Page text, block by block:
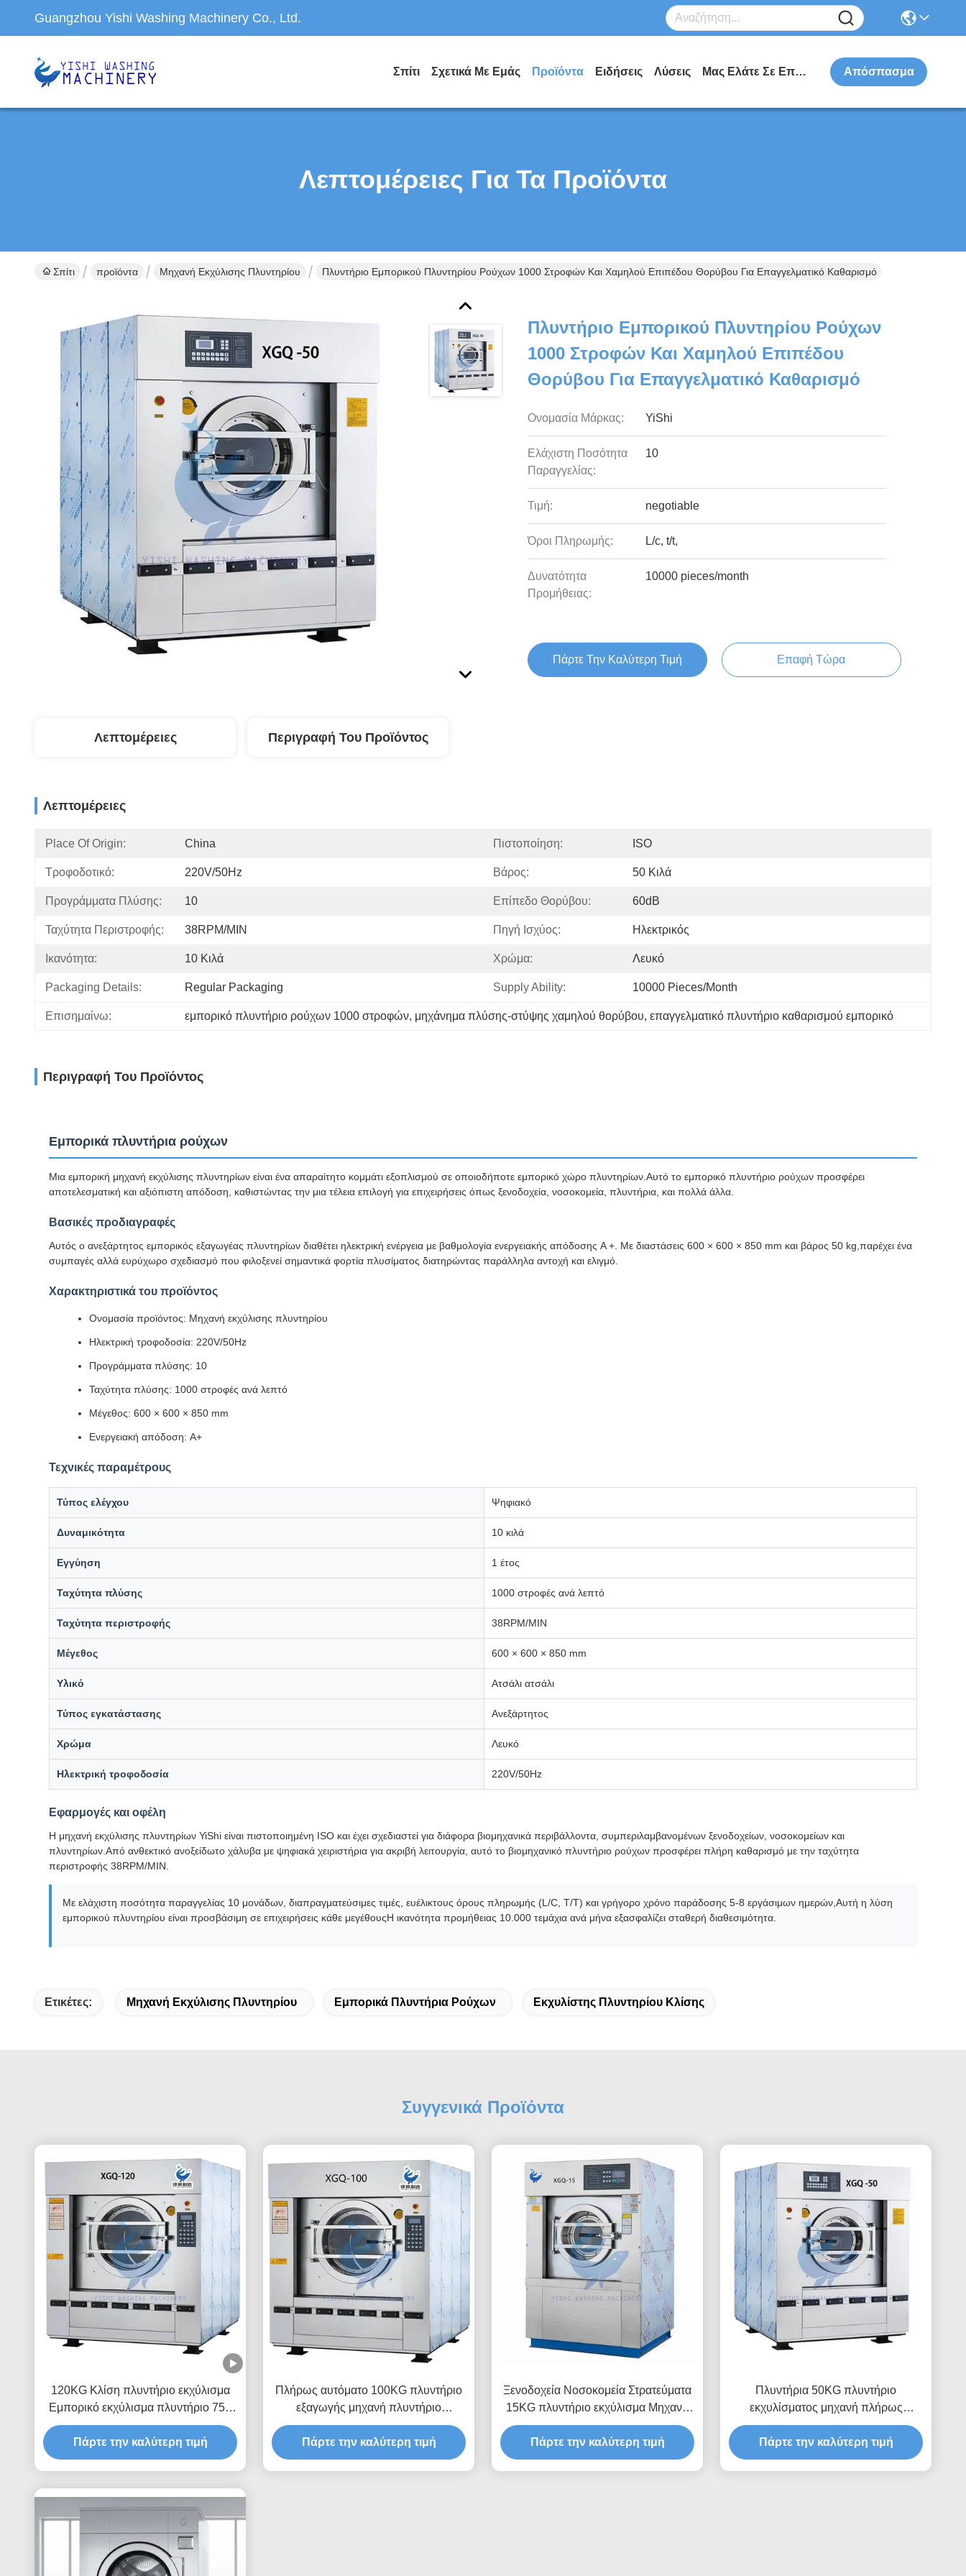
Guangzhou Yishi Washing Machinery Co., Ltd.
Σπίτι Σχετικά Με Εμάς Προϊόντα Ειδήσεις Λύσεις Μας Ελάτε Σε Επαφή Με Απόσπασμα
Λεπτομέρειες Για Τα Προϊόντα
Σπίτι προϊόντα Μηχανή Εκχύλισης Πλυντηρίου Πλυντήριο Εμπορικού Πλυντηρίου Ρούχων 1000 Στροφών Και Χαμηλού Επιπέδου Θορύβου Για Επαγγελματικό Καθαρισμό
Πλυντήριο Εμπορικού Πλυντηρίου Ρούχων
1000 Στροφών Και Χαμηλού Επιπέδου
Θορύβου Για Επαγγελματικό Καθαρισμό
Ονομασία Μάρκας: YiShi
Ελάχιστη Ποσότητα
Παραγγελίας:
10
Τιμή: negotiable
Όροι Πληρωμής: L/c, t/t,
Δυνατότητα
Προμήθειας:
10000 pieces/month
Πάρτε Την Καλύτερη Τιμή Επαφή Τώρα
Λεπτομέρειες Περιγραφή Του Προϊόντος
Λεπτομέρειες
Place Of Origin: China Πιστοποίηση: ISO
Τροφοδοτικό: 220V/50Hz Βάρος: 50 Κιλά
Προγράμματα Πλύσης: 10 Επίπεδο Θορύβου: 60dB
Ταχύτητα Περιστροφής: 38RPM/MIN Πηγή Ισχύος: Ηλεκτρικός
Ικανότητα: 10 Κιλά Χρώμα: Λευκό
Packaging Details: Regular Packaging Supply Ability: 10000 Pieces/month
Επισημαίνω: εμπορικό πλυντήριο ρούχων 1000 στροφών, μηχάνημα πλύσης-στύψης χαμηλού θορύβου, επαγγελματικό πλυντήριο καθαρισμού εμπορικό
Περιγραφή Του Προϊόντος
Εμπορικά πλυντήρια ρούχων
Μια εμπορική μηχανή εκχύλισης πλυντηρίων είναι ένα απαραίτητο κομμάτι εξοπλισμού σε οποιοδήποτε εμπορικό χώρο πλυντηρίων.Αυτό το εμπορικό πλυντήριο ρούχων προσφέρει
αποτελεσματική και αξιόπιστη απόδοση, καθιστώντας την μια τέλεια επιλογή για επιχειρήσεις όπως ξενοδοχεία, νοσοκομεία, πλυντήρια, και πολλά άλλα.
Βασικές προδιαγραφές
Αυτός ο ανεξάρτητος εμπορικός εξαγωγέας πλυντηρίων διαθέτει ηλεκτρική ενέργεια με βαθμολογία ενεργειακής απόδοσης A +. Με διαστάσεις 600 × 600 × 850 mm και βάρος 50 kg,παρέχει ένα
συμπαγές αλλά ευρύχωρο σχεδιασμό που φιλοξενεί σημαντικά φορτία πλυσίματος διατηρώντας παράλληλα αντοχή και ελιγμό.
Χαρακτηριστικά του προϊόντος
Ονομασία προϊόντος: Μηχανή εκχύλισης πλυντηρίου
Ηλεκτρική τροφοδοσία: 220V/50Hz
Προγράμματα πλύσης: 10
Ταχύτητα πλύσης: 1000 στροφές ανά λεπτό
Μέγεθος: 600 × 600 × 850 mm
Ενεργειακή απόδοση: A+
Τεχνικές παραμέτρους
Τύπος ελέγχου Ψηφιακό
Δυναμικότητα 10 κιλά
Εγγύηση 1 έτος
Ταχύτητα πλύσης 1000 στροφές ανά λεπτό
Ταχύτητα περιστροφής 38RPM/MIN
Μέγεθος 600 × 600 × 850 mm
Υλικό Ατσάλι ατσάλι
Τύπος εγκατάστασης Ανεξάρτητος
Χρώμα Λευκό
Ηλεκτρική τροφοδοσία 220V/50Hz
Εφαρμογές και οφέλη
Η μηχανή εκχύλισης πλυντηρίων YiShi είναι πιστοποιημένη ISO και έχει σχεδιαστεί για διάφορα βιομηχανικά περιβάλλοντα, συμπεριλαμβανομένων ξενοδοχείων, νοσοκομείων και
πλυντηρίων.Από ανθεκτικό ανοξείδωτο χάλυβα με ψηφιακά χειριστήρια για ακριβή λειτουργία, αυτό το βιομηχανικό πλυντήριο ρούχων προσφέρει πλήρη καθαρισμό με την ταχύτητα
περιστροφής 38RPM/MIN.
Με ελάχιστη ποσότητα παραγγελίας 10 μονάδων, διαπραγματεύσιμες τιμές, ευέλικτους όρους πληρωμής (L/C, T/T) και γρήγορο χρόνο παράδοσης 5-8 εργάσιμων ημερών,Αυτή η λύση
εμπορικού πλυντηρίου είναι προσβάσιμη σε επιχειρήσεις κάθε μεγέθουςΗ ικανότητα προμήθειας 10.000 τεμάχια ανά μήνα εξασφαλίζει σταθερή διαθεσιμότητα.
Ετικέτες: Μηχανή Εκχύλισης Πλυντηρίου Εμπορικά Πλυντήρια Ρούχων Εκχυλίστης Πλυντηρίου Κλίσης
Συγγενικά Προϊόντα
120KG Κλίση πλυντήριο εκχύλισμα
Εμπορικό εκχύλισμα πλυντήριο 750
RPM / min
Πάρτε την καλύτερη τιμή
Πλήρως αυτόματο 100KG πλυντήριο
εξαγωγής μηχανή πλυντήριο
εξαγωγής μηχανή
Πάρτε την καλύτερη τιμή
Ξενοδοχεία Νοσοκομεία Στρατεύματα
15KG πλυντήριο εκχύλισμα Μηχανή
πλυντήριο εκχύλισμα
Πάρτε την καλύτερη τιμή
Πλυντήρια 50KG πλυντήριο
εκχυλίσματος μηχανή πλήρως
αυτόματη βιομηχανική πλυντήριο
εκχυλίσματος
Πάρτε την καλύτερη τιμή